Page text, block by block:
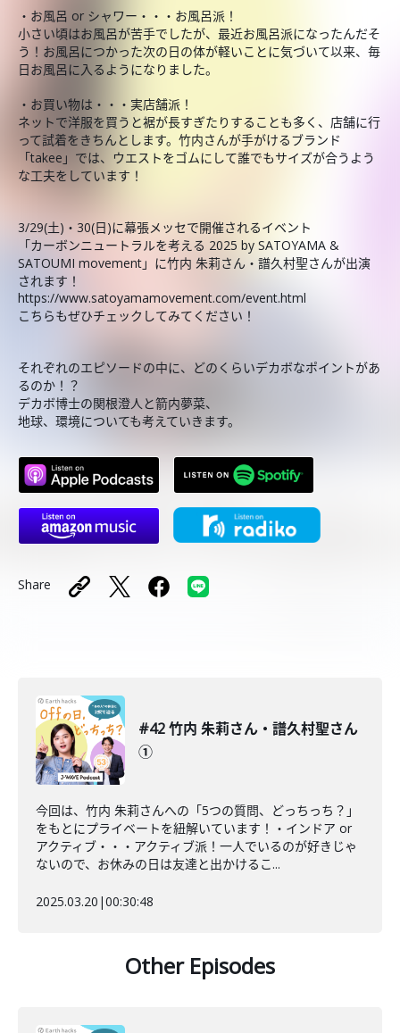
・お風呂 or シャワー・・・お風呂派！
小さい頃はお風呂が苦手でしたが、最近お風呂派になったんだそ
う！お風呂につかった次の日の体が軽いことに気づいて以来、毎
日お風呂に入るようになりました。
・お買い物は・・・実店舗派！
ネットで洋服を買うと裾が長すぎたりすることも多く、店舗に行
って試着をきちんとします。竹内さんが手がけるブランド
「takee」では、ウエストをゴムにして誰でもサイズが合うよう
な工夫をしています！
3/29(土)・30(日)に幕張メッセで開催されるイベント
「カーボンニュートラルを考える 2025 by SATOYAMA &
SATOUMI movement」に竹内 朱莉さん・譜久村聖さんが出演
されます！
https://www.satoyamamovement.com/event.html
こちらもぜひチェックしてみてください！
それぞれのエピソードの中に、どのくらいデカボなポイントがあ
るのか！？
デカボ博士の関根澄人と箭内夢菜、
地球、環境についても考えていきます。
Share
#42 竹内 朱莉さん・譜久村聖さん
①
今回は、竹内 朱莉さんへの「5つの質問、どっちっち？」
をもとにプライベートを紐解いています！・インドア or
アクティブ・・・アクティブ派！一人でいるのが好きじゃ
ないので、お休みの日は友達と出かけるこ...
2025.03.20 |00:30:48
Other Episodes